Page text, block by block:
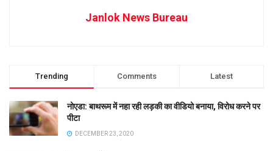
Janlok News Bureau
Trending Comments Latest
नोएडा: बाथरूम में नहा रही लड़की का वीडियो बनाया, विरोध करने पर
पीटा
DECEMBER 23, 2020